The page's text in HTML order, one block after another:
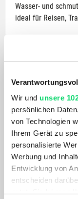
Wir und unsere
persönlichen
von Technologien
Ihrem Gerät zu
personalisierte
Werbung und
Entwicklung von
entscheiden
Wasser- und
ideal für Reisen,